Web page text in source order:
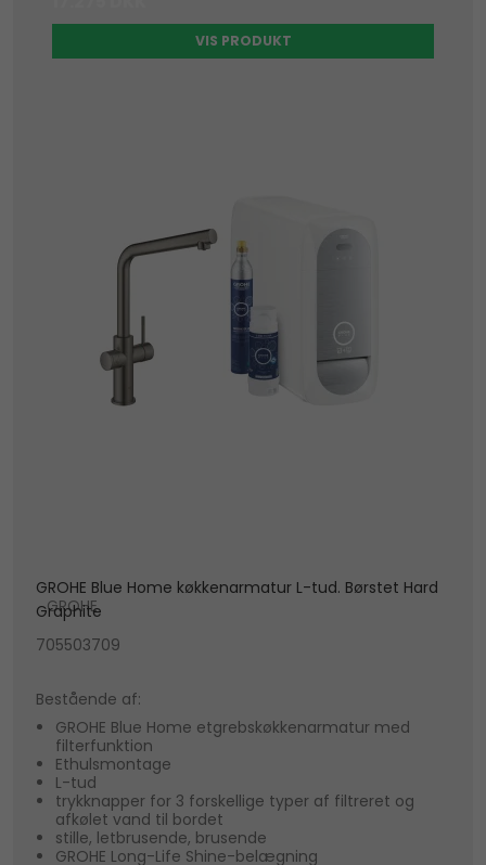
VIS PRODUKT
GROHE Blue Home køkkenarmatur L-tud. Børstet Hard
Graphite
GROHE
705503709
Bestående af:
GROHE Blue Home etgrebskøkkenarmatur med
filterfunktion
Ethulsmontage
L-tud
trykknapper for 3 forskellige typer af filtreret og
afkølet vand til bordet
stille, letbrusende, brusende
GROHE Long-Life Shine-belægning